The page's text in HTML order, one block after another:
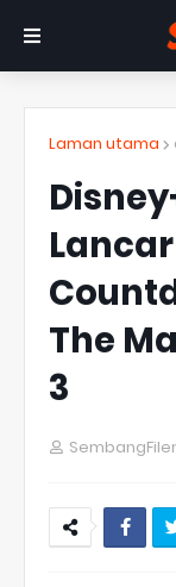
Laman utama
The
3